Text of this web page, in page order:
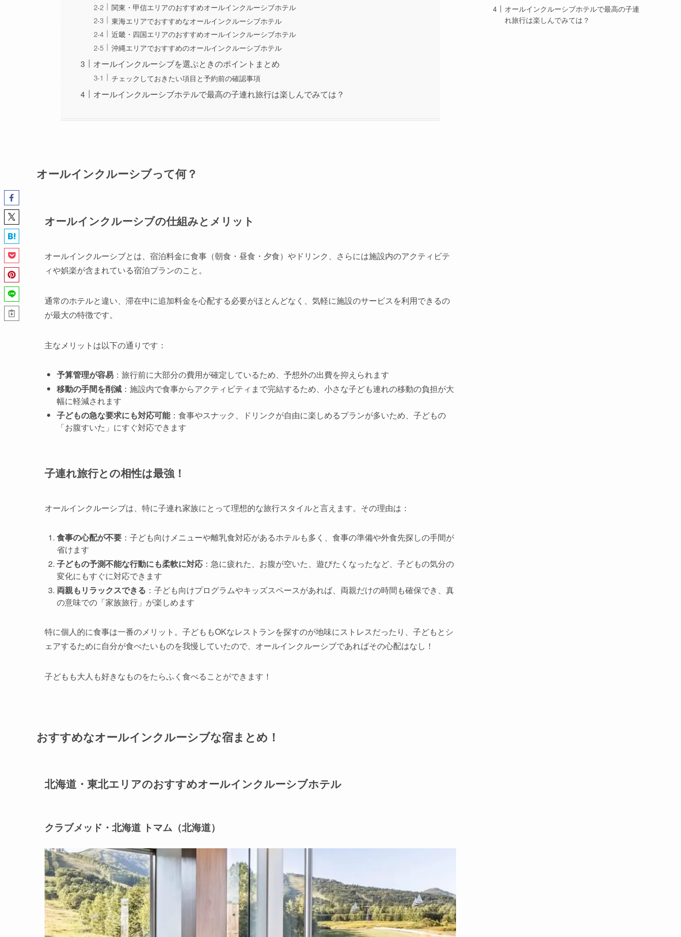
関東・甲信エリアのおすすめオールインクルーシブホテル
東海エリアでおすすめなオールインクルーシブホテル
近畿・四国エリアのおすすめオールインクルーシブホテル
沖縄エリアでおすすめのオールインクルーシブホテル
オールインクルーシブを選ぶときのポイントまとめ
チェックしておきたい項目と予約前の確認事項
オールインクルーシブホテルで最高の子連れ旅行は楽しんでみては？
オールインクルーシブって何？
オールインクルーシブの仕組みとメリット
オールインクルーシブとは、宿泊料金に食事（朝食・昼食・夕食）やドリンク、さらには施設内のアクティビテ
ィや娯楽が含まれている宿泊プランのこと。
通常のホテルと違い、滞在中に追加料金を心配する必要がほとんどなく、気軽に施設のサービスを利用できるの
が最大の特徴です。
主なメリットは以下の通りです：
予算管理が容易 ：旅行前に大部分の費用が確定しているため、予想外の出費を抑えられます
移動の手間を削減 ：施設内で食事からアクティビティまで完結するため、小さな子ども連れの移動の負担が大
幅に軽減されます
子どもの急な要求にも対応可能：食事やスナック、ドリンクが自由に楽しめるプランが多いため、子どもの
「お腹すいた」にすぐ対応できます
子連れ旅行との相性は最強！
オールインクルーシブは、特に子連れ家族にとって理想的な旅行スタイルと言えます。その理由は：
食事の心配が不要 ：子ども向けメニューや離乳食対応があるホテルも多く、食事の準備や外食先探しの手間が
省けます
子どもの予測不能な行動にも柔軟に対応 ：急に疲れた、お腹が空いた、遊びたくなったなど、子どもの気分の
変化にもすぐに対応できます
両親もリラックスできる ：子ども向けプログラムやキッズスペースがあれば、両親だけの時間も確保でき、真
の意味での「家族旅行」が楽しめます
特に個人的に食事は一番のメリット。子どももOKなレストランを探すのが地味にストレスだったり、子どもとシ
ェアするために自分が食べたいものを我慢していたので、オールインクルーシブであればその心配はなし！
子どもも大人も好きなものをたらふく食べることができます！
おすすめなオールインクルーシブな宿まとめ！
北海道・東北エリアのおすすめオールインクルーシブホテル
クラブメッド・北海道 トマム（北海道）
オールインクルーシブホテルで最高の子連
れ旅行は楽しんでみては？